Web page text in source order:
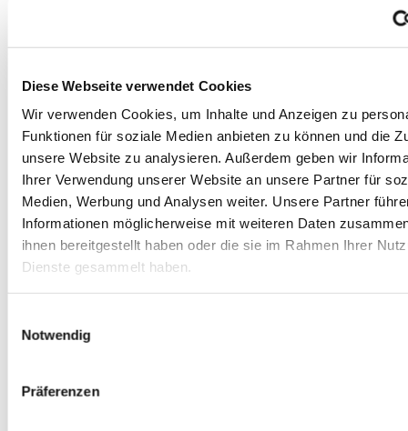
Auswahl erlauben
Nur notwendige Cookies
Rollladensysteme
Haustüren
Innentüren
Treppen
Innenausbau
Sonnenschutz & Markisen